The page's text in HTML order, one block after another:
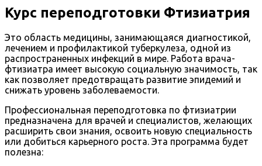
Курс переподготовки Фтизиатрия
Это область медицины, занимающаяся диагностикой,
лечением и профилактикой туберкулеза, одной из
распространенных инфекций в мире. Работа врача-
фтизиатра имеет высокую социальную значимость, так
как позволяет предотвращать развитие эпидемий и
снижать уровень заболеваемости.
Профессиональная переподготовка по фтизиатрии
предназначена для врачей и специалистов, желающих
расширить свои знания, освоить новую специальность
или добиться карьерного роста. Эта программа будет
полезна: